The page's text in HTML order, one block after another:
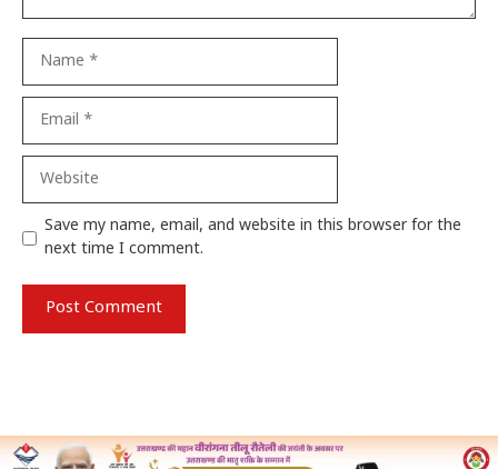
Website
Save my name, email, and website in this browser for the
next time I comment.